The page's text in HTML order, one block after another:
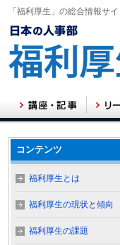
「福利厚生」の総合情報サイ
コンテンツ
福利厚生とは
福利厚生の現状と傾向
福利厚生の課題